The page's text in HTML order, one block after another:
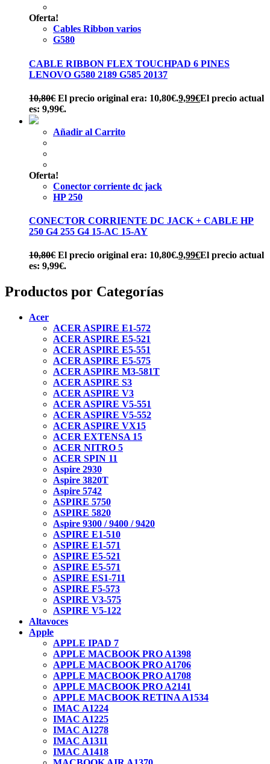
Oferta!
Cables Ribbon varios
G580
CABLE RIBBON FLEX TOUCHPAD 6 PINES
LENOVO G580 2189 G585 20137
10,80€ El precio original era: 10,80€.9,99€El precio actual
es: 9,99€.
Añadir al Carrito
Oferta!
Conector corriente dc jack
HP 250
CONECTOR CORRIENTE DC JACK + CABLE HP
250 G4 255 G4 15-AC 15-AY
10,80€ El precio original era: 10,80€.9,99€El precio actual
es: 9,99€.
Productos por Categorías
Acer
ACER ASPIRE E1-572
ACER ASPIRE E5-521
ACER ASPIRE E5-551
ACER ASPIRE E5-575
ACER ASPIRE M3-581T
ACER ASPIRE S3
ACER ASPIRE V3
ACER ASPIRE V5-551
ACER ASPIRE V5-552
ACER ASPIRE VX15
ACER EXTENSA 15
ACER NITRO 5
ACER SPIN 11
Aspire 2930
Aspire 3820T
Aspire 5742
ASPIRE 5750
ASPIRE 5820
Aspire 9300 / 9400 / 9420
ASPIRE E1-510
ASPIRE E1-571
ASPIRE E5-521
ASPIRE E5-571
ASPIRE ES1-711
ASPIRE F5-573
ASPIRE V3-575
ASPIRE V5-122
Altavoces
Apple
APPLE IPAD 7
APPLE MACBOOK PRO A1398
APPLE MACBOOK PRO A1706
APPLE MACBOOK PRO A1708
APPLE MACBOOK PRO A2141
APPLE MACBOOK RETINA A1534
IMAC A1224
IMAC A1225
IMAC A1278
IMAC A1311
IMAC A1418